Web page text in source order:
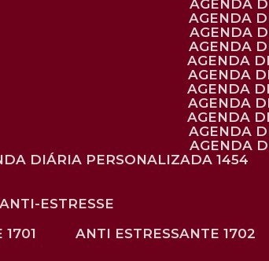
AGENDA
AGENDA
AGENDA
AGENDA
AGENDA
AGENDA
AGENDA
AGENDA
AGENDA
AGENDA
AGENDA
DIÁRIA PERSONALIZADA 1454
ANTI-ESTRESSE
1701 ANTI ESTRESSANTE 1702